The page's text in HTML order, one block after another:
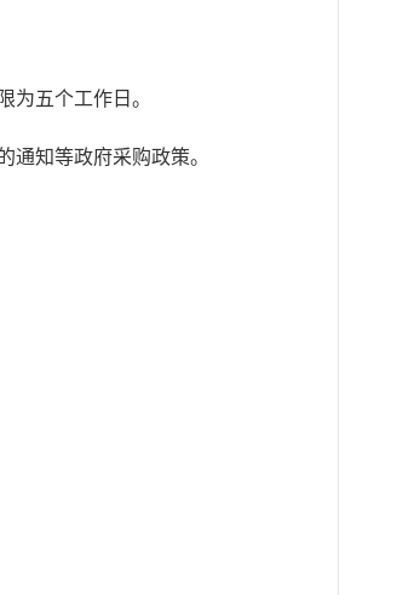
为五个工作日。
知等政府采购政策。